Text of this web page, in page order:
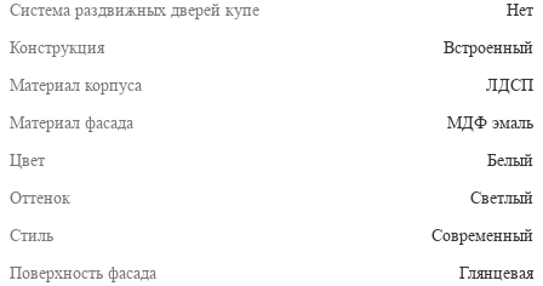
Система раздвижных дверей купе
Нет
Конструкция
Встроенный
Материал корпуса
ЛДСП
Материал фасада
МДФ эмаль
Цвет
Белый
Оттенок
Светлый
Стиль
Современный
Поверхность фасада
Глянцевая